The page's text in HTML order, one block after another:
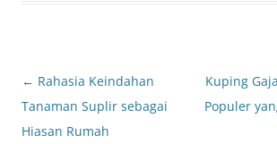
Post
navigation
← Rahasia Keindahan
Tanaman Suplir sebagai
Hiasan Rumah
Kuping
Populer